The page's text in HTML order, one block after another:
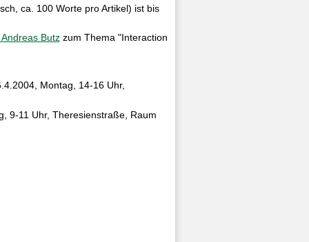
ca. 100 Worte pro Artikel) ist bis
Andreas Butzzum Thema "Interaction
Montag, 14-16 Uhr,
9-11 Uhr, Theresienstraße, Raum